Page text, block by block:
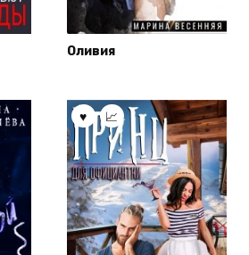
Оливия